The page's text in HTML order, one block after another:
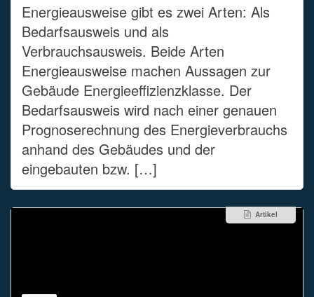
Energieausweise gibt es zwei Arten: Als
Bedarfsausweis und als
Verbrauchsausweis. Beide Arten
Energieausweise machen Aussagen zur
Gebäude Energieeffizienzklasse. Der
Bedarfsausweis wird nach einer genauen
Prognoserechnung des Energieverbrauchs
anhand des Gebäudes und der
eingebauten bzw. […]
Artikel